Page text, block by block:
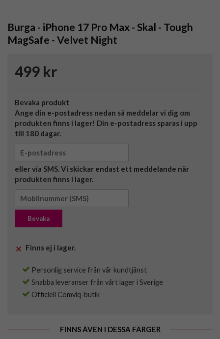
Burga - iPhone 17 Pro Max - Skal - Tough
MagSafe - Velvet Night
499 kr
Bevaka produkt
Ange din e-postadress nedan så meddelar vi dig om
produkten finns i lager! Din e-postadress sparas i upp
till 180 dagar.
eller via SMS. Vi skickar endast ett meddelande när
produkten finns i lager.
Bevaka
Finns ej i lager.
Personlig service från vår kundtjänst
Snabba leveranser från vårt lager i Sverige
Officiell Comviq-butik
FINNS ÄVEN I DESSA FÄRGER